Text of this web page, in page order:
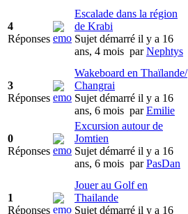
4
Réponses
Escalade dans la région
de Krabi
Sujet démarré il y a 16
ans, 4 mois parNephtys
3
Réponses
Wakeboard en Thaïlande/
Changrai
Sujet démarré il y a 16
ans, 6 mois parEmilie
0
Réponses
Excursion autour de
Jomtien
Sujet démarré il y a 16
ans, 6 mois parPasDan
1
Réponses
Jouer au Golf en
Thailande
Sujet démarré il y a 16